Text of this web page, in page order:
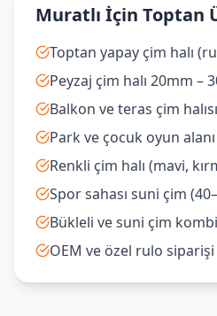
Muratlı İçin Toptan
Toptan yapay çim halı
Peyzaj çim halı 20mm –
Balkon ve teras çim halısı
Park ve çocuk oyun
Renkli çim halı (mavi,
Spor sahası suni çim
Bükleli ve suni çim
OEM ve özel rulo siparişi